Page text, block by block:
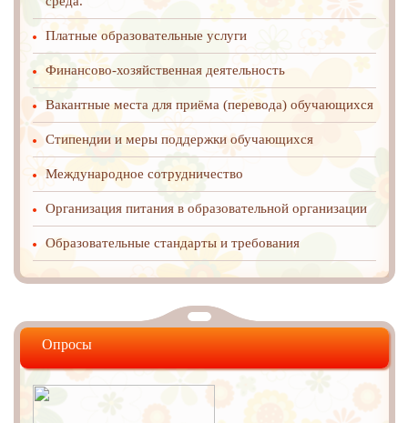
Платные образовательные услуги
Финансово-хозяйственная деятельность
Вакантные места для приёма (перевода) обучающихся
Стипендии и меры поддержки обучающихся
Международное cотрудничество
Организация питания в образовательной организации
Образовательные стандарты и требования
Опросы